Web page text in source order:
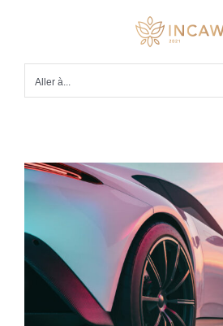
Aller à...